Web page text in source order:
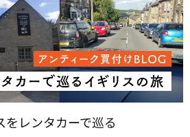
を​レンタカーで​巡る